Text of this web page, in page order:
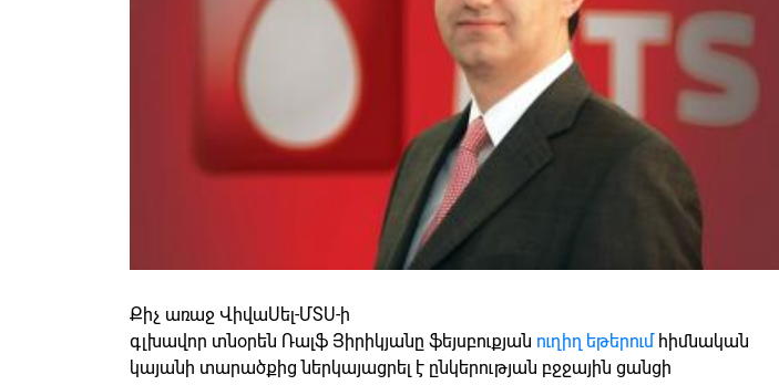
Քիչ առաջ ՎիվաՍել-ՄՏՍ-ի
գլխավոր տնօրեն Ռալֆ Յիրիկյանը ֆեյսբուքյան ուղիղ եթերումհիմնական
կայանի տարածքից ներկայացրել է ընկերության բջջային ցանցի